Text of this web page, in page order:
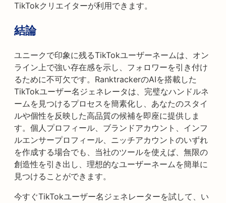
TikTokクリエイターが利用できます。
結論
ユニークで印象に残るTikTokユーザーネームは、オン
ライン上で強い存在感を示し、フォロワーを引き付け
るために不可欠です。RanktrackerのAIを搭載した
TikTokユーザー名ジェネレータは、完璧なハンドルネ
ームを見つけるプロセスを簡素化し、あなたのスタイ
ルや個性を反映した高品質の候補を即座に提供しま
す。個人プロフィール、ブランドアカウント、インフ
ルエンサープロフィール、ニッチアカウントのいずれ
を作成する場合でも、当社のツールを使えば、無限の
創造性を引き出し、理想的なユーザーネームを簡単に
見つけることができます。
今すぐTikTokユーザー名ジェネレーターを試して、い